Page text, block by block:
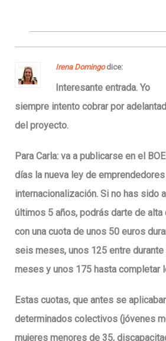
Irena Domingo dice:
Interesante entrada. Yo
siempre intento cobrar por
del proyecto.
Para Carla: va a publicarse en el
días la nueva ley de
internacionalización. Si no has sido
últimos 5 años, podrás darte de
con una cuota de unos 50 euros
seis meses, unos 125 entre
meses y unos 175 hasta completar
Estas cuotas, que antes se
determinados colectivos (jóvenes
mujeres menores de 35,